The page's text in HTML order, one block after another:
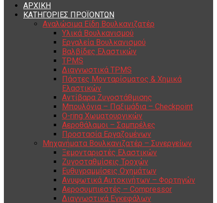
ΑΡΧΙΚΗ
ΚΑΤΗΓΟΡΙΕΣ ΠΡΟΪΟΝΤΩΝ
Αναλώσιμα Είδη Βουλκανιζατέρ
Υλικά Βουλκανισμού
Εργαλεία Βουλκανισμού
Βαλβίδες Ελαστικών
TPMS
Διαγνωστικά TPMS
Πάστες Μονταρίσματος & Χημικά
Ελαστικών
Αντίβαρα Ζυγοστάθμισης
Μπουλόνια – Παξιμάδια – Checkpoint
O-ring Χωματουργικών
Αεροθάλαμοι – Σαμπρέλες
Προστασία Εργαζομένων
Μηχανήματα Βουλκανιζατέρ – Συνεργείων
Ξεμονταριστές Ελαστικών
Ζυγοσταθμίσεις Τροχών
Ευθυγραμμίσεις Οχημάτων
Ανυψωτικά Αυτοκινήτων – Φορτηγών
Αεροσυμπιεστές – Compressor
Διαγνωστικά Εγκεφάλων